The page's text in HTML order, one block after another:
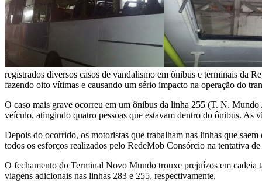
registrados diversos casos de vandalismo em ônibus e terminais da
fazendo oito vítimas e causando um sério impacto na operação do
O caso mais grave ocorreu em um ônibus da linha 255 (T. N.
veículo, atingindo quatro pessoas que estavam dentro do ônibus. As
Depois do ocorrido, os motoristas que trabalham nas linhas que
todos os esforços realizados pelo RedeMob Consórcio na tentativa
O fechamento do Terminal Novo Mundo trouxe prejuízos em cadeia
viagens adicionais nas linhas 283 e 255, respectivamente.